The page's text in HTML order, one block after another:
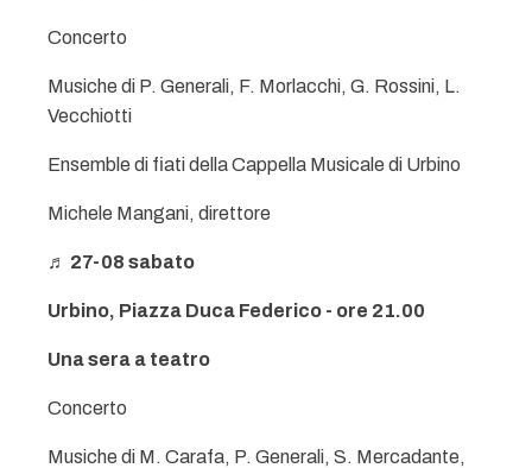
Concerto
Musiche di P. Generali, F. Morlacchi, G. Rossini, L.
Vecchiotti
Ensemble di fiati della Cappella Musicale di Urbino
Michele Mangani, direttore
♬ 27-08 sabato
Urbino, Piazza Duca Federico - ore 21.00
Una sera a teatro
Concerto
Musiche di M. Carafa, P. Generali, S. Mercadante,